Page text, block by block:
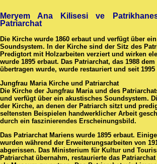
Meryem Ana Kilisesi ve
Patriarchat
Die Kirche wurde 1860 erbaut und verfügt über
Soundsystem. In der Kirche sind der Sitz des
Predigtort mit Holzarbeiten verziert und wirken
wurde 1895 erbaut. Das Patriarchat, das 1988
übertragen wurde, wurde restauriert und seit
Jungfrau Maria Kirche und Patriarchat
Die Kirche der Jungfrau Maria und des
und verfügt über ein akustisches Soundsystem.
der Kirche, an denen der Patriarch sitzt und
seltensten Beispielen handwerklicher Arbeit
durch ein faszinierendes Erscheinungsbild.
Das Patriarchat Mariens wurde 1895 erbaut.
wurden während der Erweiterungsarbeiten von
abgerissen. Das Ministerium für Kultur und
Patriarchat übernahm, restaurierte das